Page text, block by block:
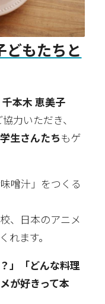
どもたちと
本木 恵美子
力いただき、
生さんたちもゲ
噌汁」をつくる
、日本のアニメ
れます。
」「どんな料理
が好きって本